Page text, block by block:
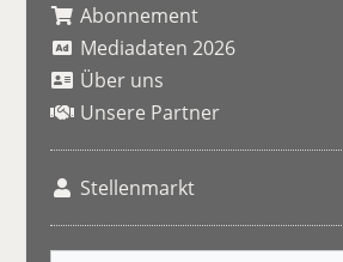
Abonnement
Mediadaten 2026
Über uns
Unsere Partner
Stellenmarkt